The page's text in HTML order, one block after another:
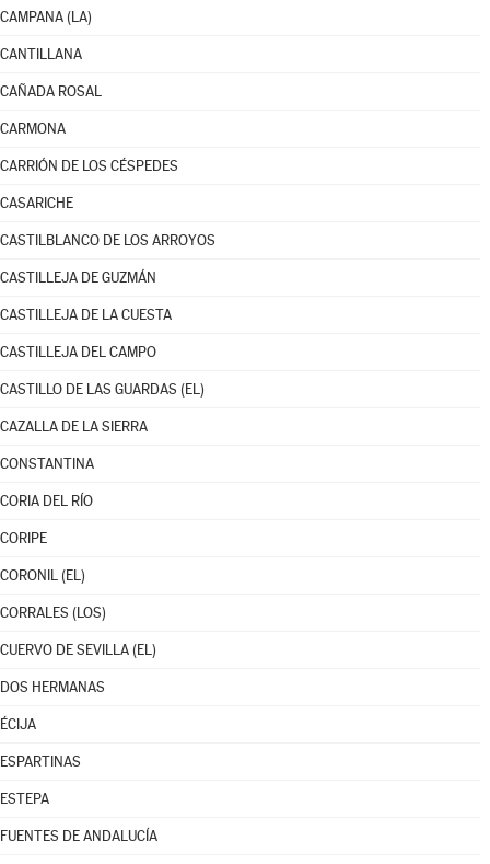
CAMPANA (LA)
CANTILLANA
CAÑADA ROSAL
CARMONA
CARRIÓN DE LOS CÉSPEDES
CASARICHE
CASTILBLANCO DE LOS ARROYOS
CASTILLEJA DE GUZMÁN
CASTILLEJA DE LA CUESTA
CASTILLEJA DEL CAMPO
CASTILLO DE LAS GUARDAS (EL)
CAZALLA DE LA SIERRA
CONSTANTINA
CORIA DEL RÍO
CORIPE
CORONIL (EL)
CORRALES (LOS)
CUERVO DE SEVILLA (EL)
DOS HERMANAS
ÉCIJA
ESPARTINAS
ESTEPA
FUENTES DE ANDALUCÍA